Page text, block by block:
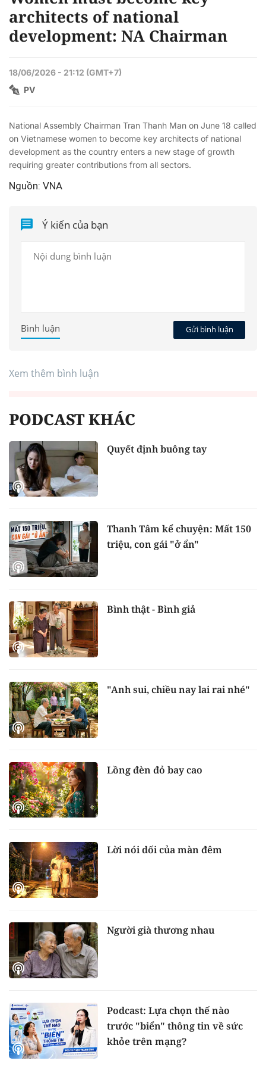
Time
architects of national
development: NA Chairman
18/06/2026 - 21:12 (GMT+7)
PV
National Assembly Chairman Tran Thanh Man on June 18 called
on Vietnamese women to become key architects of national
development as the country enters a new stage of growth
requiring greater contributions from all sectors.
Nguồn: VNA
Ý kiến của bạn
Gửi bình luận
Bình luận
Xem thêm bình luận
PODCAST KHÁC
Quyết định buông tay
Thanh Tâm kể chuyện: Mất 150
triệu, con gái "ở ẩn"
Bình thật - Bình giả
"Anh sui, chiều nay lai rai nhé"
Lồng đèn đỏ bay cao
Lời nói dối của màn đêm
Người già thương nhau
Podcast: Lựa chọn thế nào
trước "biển" thông tin về sức
khỏe trên mạng?